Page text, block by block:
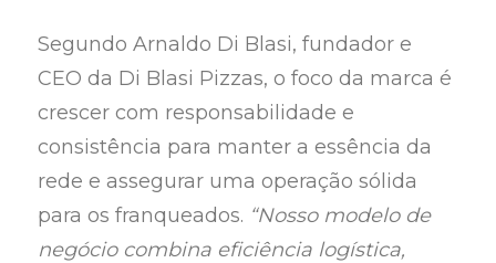
Segundo Arnaldo Di Blasi, fundador e
CEO da Di Blasi Pizzas, o foco da marca é
crescer com responsabilidade e
consistência para manter a essência da
rede e assegurar uma operação sólida
para os franqueados. “Nosso modelo de
negócio combina eficiência logística,